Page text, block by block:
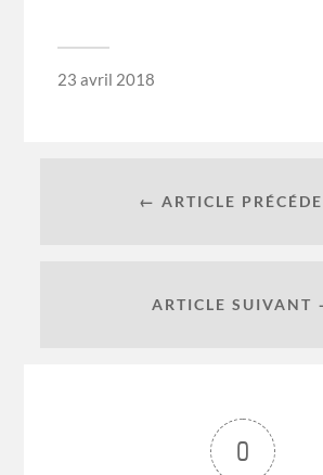
23 avril 2018
← ARTICLE
ARTICLE SUIVANT
0